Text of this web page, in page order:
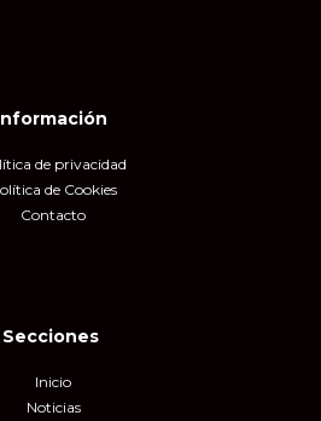
de privacidad
de Cookies
Contacto
Secciones
Inicio
Noticias